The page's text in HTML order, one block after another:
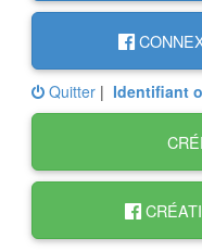
Quitter | Identifiant